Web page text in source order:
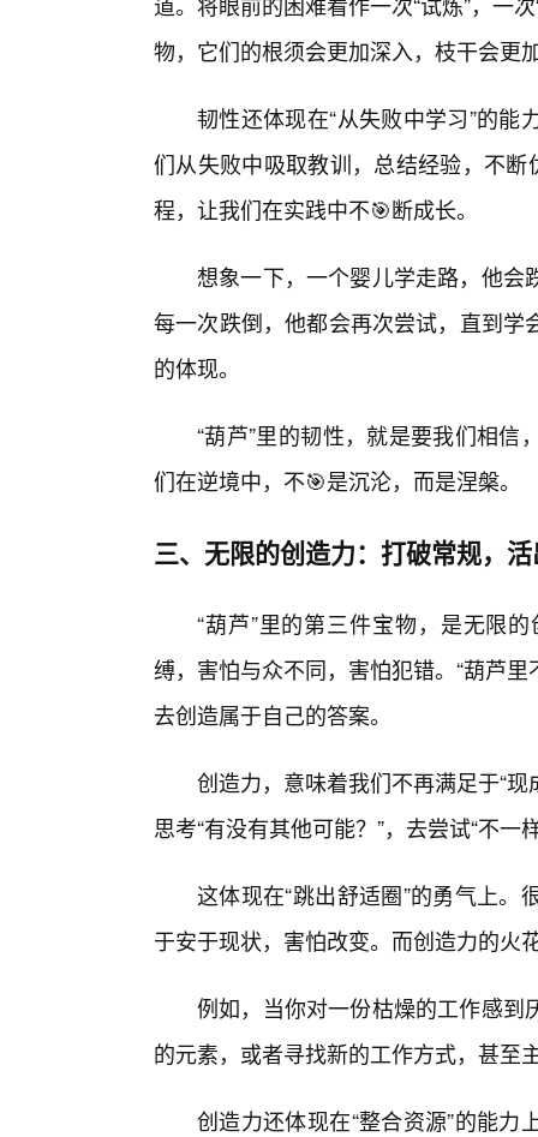
物，它们的根须会更加深入，枝干会更
韧性还体现在“从失败中学习”的
们从失败中吸取教训，总结经验，不
程，让我们在实践中不🎯断成长。
想象一下，一个婴儿学走路，他会
每一次跌倒，他都会再次尝试，直到
的体现。
“葫芦”里的韧性，就是要我们相
们在逆境中，不🎯是沉沦，而是涅槃。
三、无限的创造力：打破常规，
“葫芦”里的第三件宝物，是无限
缚，害怕与众不同，害怕犯错。“葫芦
去创造属于自己的答案。
创造力，意味着我们不再满足于“
思考“有没有其他可能？”，去尝试“不一
这体现在“跳出舒适圈”的勇气上
于安于现状，害怕改变。而创造力的火
例如，当你对一份枯燥的工作感到
的元素，或者寻找新的工作方式，甚至
创造力还体现在“整合资源”的能